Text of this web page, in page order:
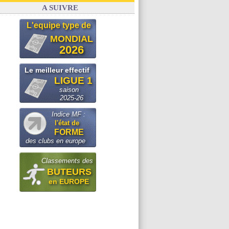
A SUIVRE
L'equipe type de
MONDIAL
2026
Le meilleur effectif
LIGUE 1
saison
2025-26
Indice MF :
l'état de
FORME
des clubs en europe
Classements des
BUTEURS
en EUROPE